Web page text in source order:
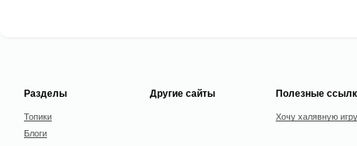
Разделы
Топики
Блоги
Другие сайты Полезные
Хочу халявную игру